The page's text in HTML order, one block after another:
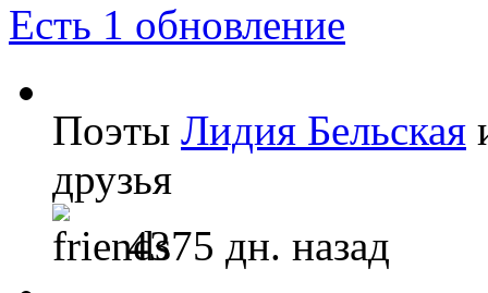
Есть 1 обновление
Поэты Лидия Бельская
друзья
4375 дн. назад